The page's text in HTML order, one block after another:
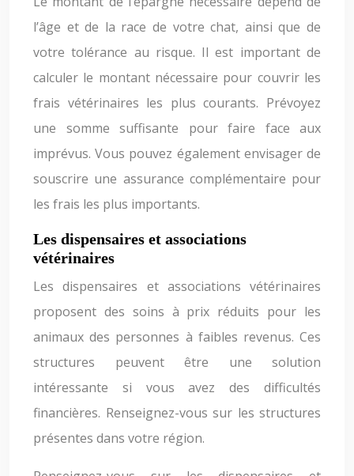
l’âge et de la race de votre chat, ainsi que de
votre tolérance au risque. Il est important de
calculer le montant nécessaire pour couvrir les
frais vétérinaires les plus courants. Prévoyez
une somme suffisante pour faire face aux
imprévus. Vous pouvez également envisager de
souscrire une assurance complémentaire pour
les frais les plus importants.
Les dispensaires et associations
vétérinaires
Les dispensaires et associations vétérinaires
proposent des soins à prix réduits pour les
animaux des personnes à faibles revenus. Ces
structures peuvent être une solution
intéressante si vous avez des difficultés
financières. Renseignez-vous sur les structures
présentes dans votre région.